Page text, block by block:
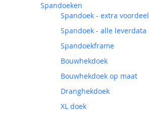
Spandoeken
Spandoek - extra voordeel
Spandoek - alle leverdata
Spandoekframe
Bouwhekdoek
Bouwhekdoek op maat
Dranghekdoek
XL doek